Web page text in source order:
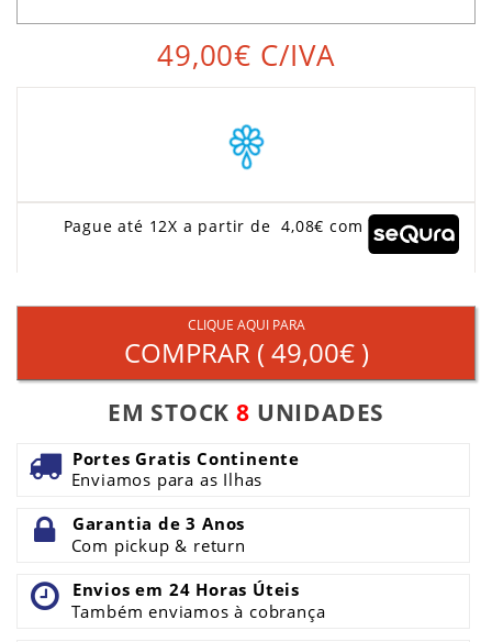
49,00€ C/IVA
Pague até 12X a partir de 4,08€ com
CLIQUE AQUI PARA
COMPRAR (49,00€)
EM STOCK8 UNIDADES
Portes Gratis Continente
Enviamos para as Ilhas
Garantia de 3 Anos
Com pickup & return
Envios em 24 Horas Úteis
Também enviamos à cobrança